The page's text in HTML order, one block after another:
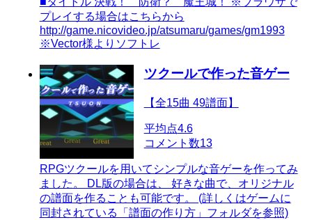
プレイする場合はこちらから
http://game.nicovideo.jp/atsumaru/games/gm1993
※Vector様よりソフトレ
ツクールで作った音ゲー
【全15曲 49譜面】
平均点4.6
コメント数13
RPGツクールを用いてシンプルな音ゲーを作ってみ
ました。 DL版の場合は、 好きな曲で、オリジナル
の譜面を作ることも可能です。 (詳しくはゲームに
同封されている「譜面の作り方」フォルダを参照)